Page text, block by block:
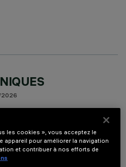
2026
à 15 éléments optiques pour
avec réflecteurs Opti-Beam à
métallisée.
les cookies », vous acceptez le
appareil pour améliorer la navigation
et contribuer à nos efforts de